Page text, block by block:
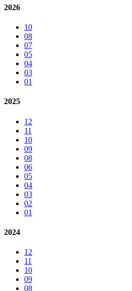
2026
10
08
07
05
04
03
01
2025
12
11
10
09
08
06
05
04
03
02
01
2024
12
11
10
09
08